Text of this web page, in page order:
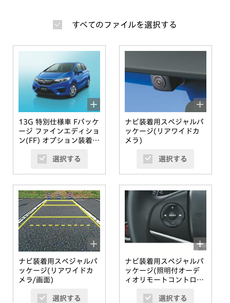
すべてのファイルを選択する
13G 特別仕様車 Fパッケ
ージ ファインエディショ
ン(FF) オプション装着車
ィブルー・メタリック)
選択する
ナビ装着用スペジャルパ
ッケージ(リアワイドカ
メラ)
選択する
ナビ装着用スペジャルパ
ッケージ(リアワイドカ
メラ/画面)
選択する
ナビ装着用スペジャルパ
ッケージ(照明付オーデ
ィオリモートコントロー
選択する